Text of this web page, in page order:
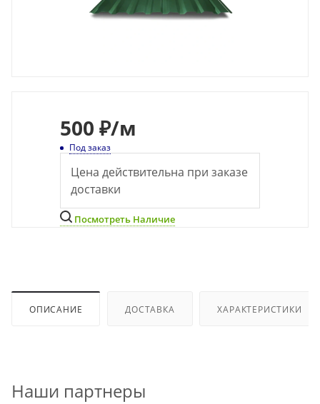
500 ₽/м
Под заказ
Цена действительна при заказе
доставки
Посмотреть Наличие
ОПИСАНИЕ ДОСТАВКА ХАРАКТЕРИСТИКИ
Наши партнеры